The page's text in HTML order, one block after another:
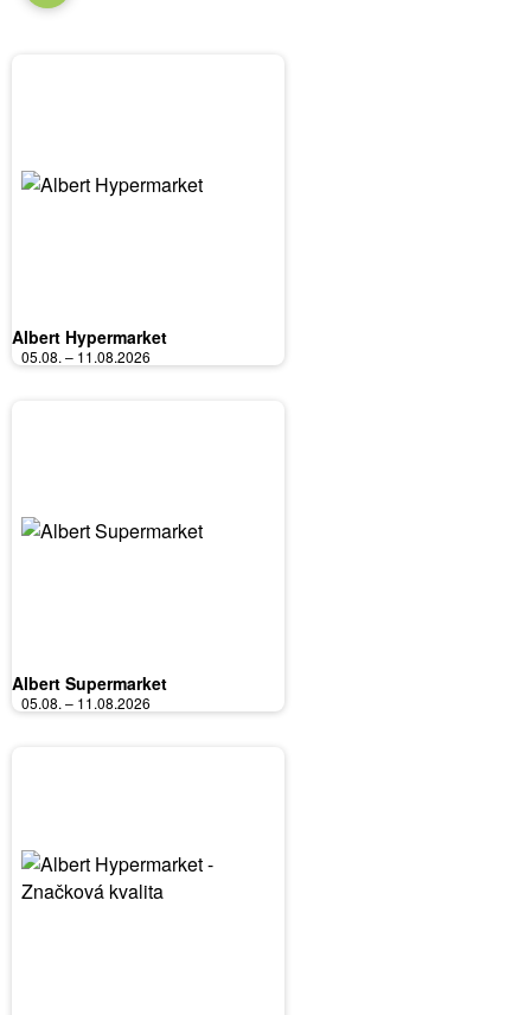
Albert Hypermarket
05.08. – 11.08.2026
Albert Supermarket
05.08. – 11.08.2026